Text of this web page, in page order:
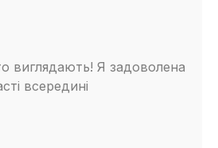
виглядають! Я задоволена
всередині